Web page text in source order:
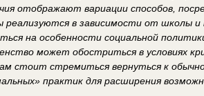
отображают вариации способов,
реализуются в зависимости от школы
на особенности социальной
может обостриться в условиях
стоит стремиться вернуться к
практик для расширения